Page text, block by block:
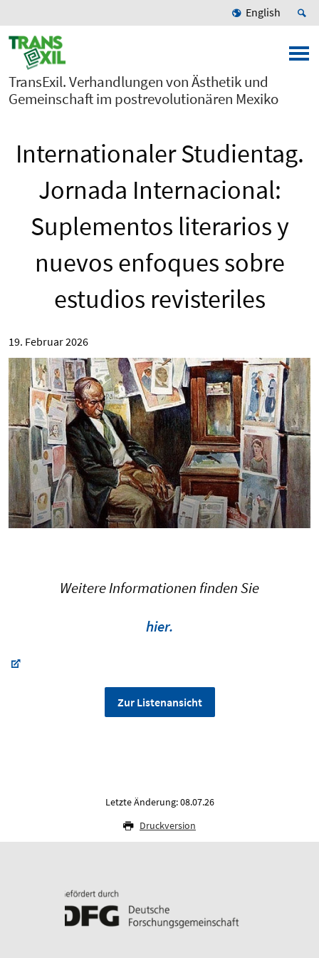
English
TransExil. Verhandlungen von Ästhetik und
Gemeinschaft im postrevolutionären Mexiko
Internationaler Studientag.
Jornada Internacional:
Suplementos literarios y
nuevos enfoques sobre
estudios revisteriles
19. Februar 2026
Weitere Informationen finden Sie
hier.
Zur Listenansicht
Letzte Änderung: 08.07.26
Druckversion